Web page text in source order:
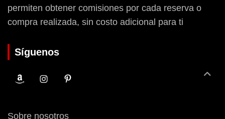
permiten obtener comisiones por cada reserva o
compra realizada, sin costo adicional para ti
Síguenos
Sobre nosotros